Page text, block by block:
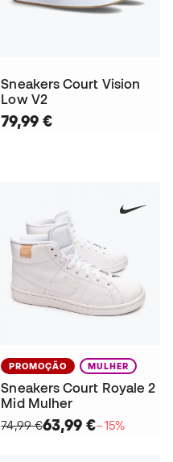
Sneakers Court Vision
Low V2
79,99 €
PROMOÇÃO MULHER
Sneakers Court Royale 2
Mid Mulher
74,99 €63,99 €−15%